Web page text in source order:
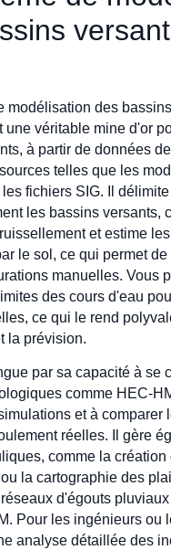
modélisation des
une véritable mine d'or
à partir de données
telles que les
fichiers SIG. Il délimite
les bassins versants,
et estime
le sol, ce qui permet
manuelles. Vous
des cours d'eau
ce qui le rend
la prévision.
par sa capacité à se
comme HEC-
et à comparer
réelles. Il gère
comme la création
la cartographie des
d'égouts
Pour les ingénieurs ou
analyse détaillée des